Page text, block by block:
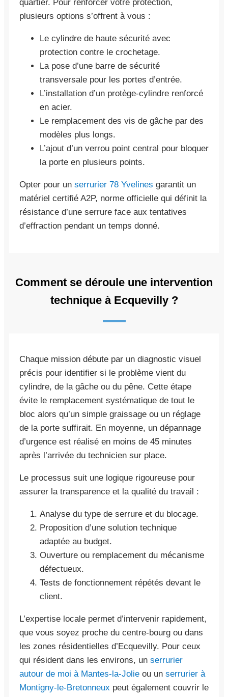
quartier. Pour renforcer votre protection,
plusieurs options s’offrent à vous :
Le cylindre de haute sécurité avec
protection contre le crochetage.
La pose d’une barre de sécurité
transversale pour les portes d’entrée.
L’installation d’un protège-cylindre renforcé
en acier.
Le remplacement des vis de gâche par des
modèles plus longs.
L’ajout d’un verrou point central pour bloquer
la porte en plusieurs points.
Opter pour un serrurier 78 Yvelines garantit un
matériel certifié A2P, norme officielle qui définit la
résistance d’une serrure face aux tentatives
d’effraction pendant un temps donné.
Comment se déroule une intervention
technique à Ecquevilly ?
Chaque mission débute par un diagnostic visuel
précis pour identifier si le problème vient du
cylindre, de la gâche ou du pêne. Cette étape
évite le remplacement systématique de tout le
bloc alors qu’un simple graissage ou un réglage
de la porte suffirait. En moyenne, un dépannage
d’urgence est réalisé en moins de 45 minutes
après l’arrivée du technicien sur place.
Le processus suit une logique rigoureuse pour
assurer la transparence et la qualité du travail :
Analyse du type de serrure et du blocage.
Proposition d’une solution technique
adaptée au budget.
Ouverture ou remplacement du mécanisme
défectueux.
Tests de fonctionnement répétés devant le
client.
L’expertise locale permet d’intervenir rapidement,
que vous soyez proche du centre-bourg ou dans
les zones résidentielles d’Ecquevilly. Pour ceux
qui résident dans les environs, un serrurier
autour de moi à Mantes-la-Jolie ou un serrurier à
Montigny-le-Bretonneux peut également couvrir le